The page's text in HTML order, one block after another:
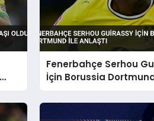
Fenerbahçe Serhou
İçin Borussia
Anlaştı